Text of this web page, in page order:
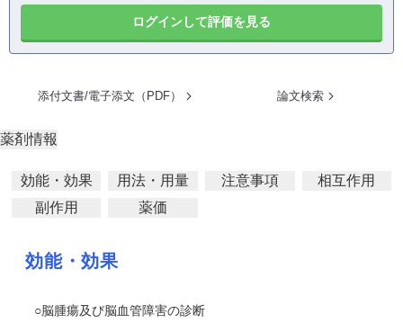
ログインして評価を見る
添付文書/電子添文（PDF） 論文検索
薬剤情報
効能・効果 用法・用量 注意事項
相互作用
副作用
薬価
効能・効果
○脳腫瘍及び脳血管障害の診断